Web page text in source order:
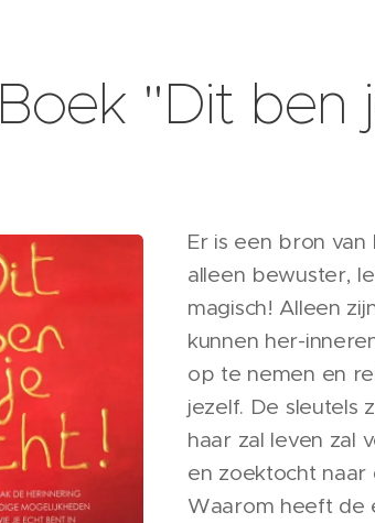
Boek "Dit ben
Er is een bron
alleen bewuster,
magisch! Alleen
kunnen her-
op te nemen en
jezelf. De sleutels
haar zal leven zal
en zoektocht naar
Waarom heeft de